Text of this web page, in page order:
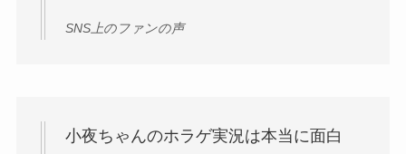
SNS上のファンの声
小夜ちゃんのホラゲ実況は本当に面白